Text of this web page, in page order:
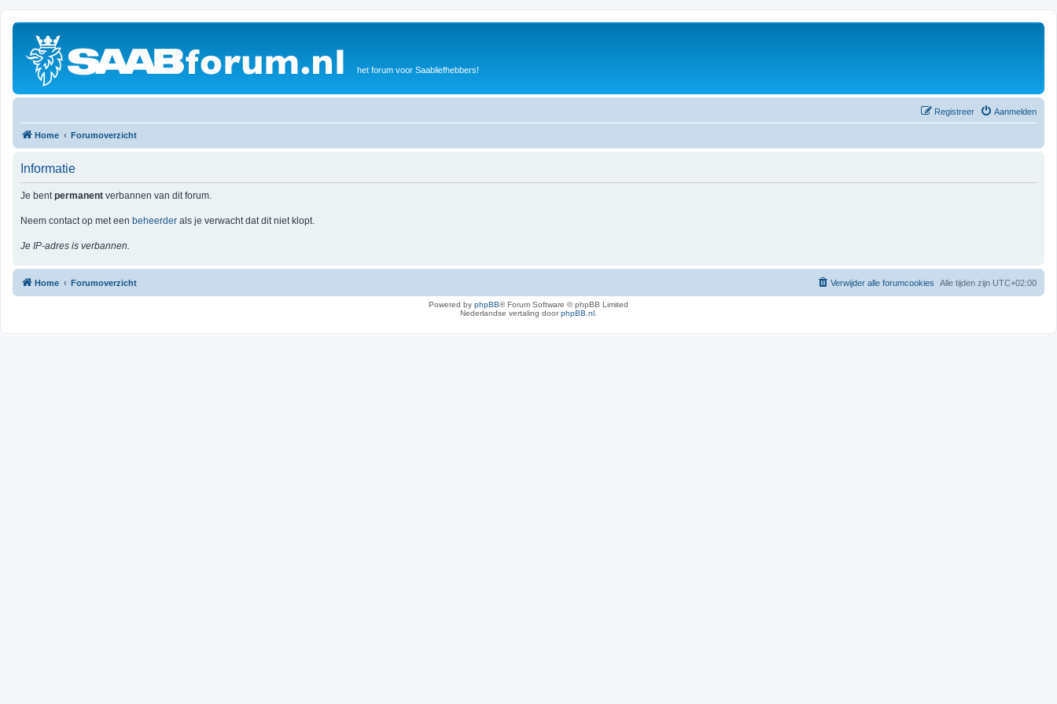
het forum voor Saabliefhebbers!
Aanmelden
Registreer
Home Forumoverzicht
Informatie
Je bentpermanent verbannen van dit forum.
Neem contact op met een beheerder als je verwacht dat dit niet klopt.
Je IP-adres is verbannen.
Home Forumoverzicht Alle tijden zijn UTC+02:00
Verwijder alle forumcookies
Powered by phpBB® Forum Software © phpBB Limited
Nederlandse vertaling doorphpBB.nl